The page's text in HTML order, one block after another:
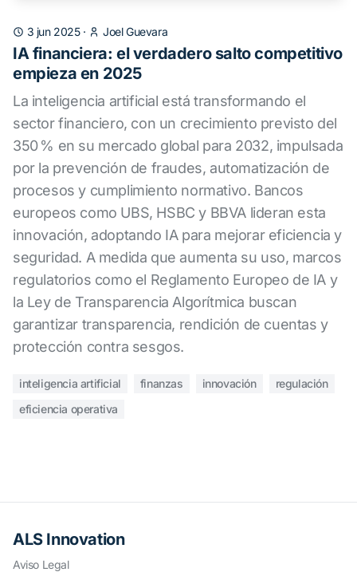
3 jun 2025· Joel Guevara
IA financiera: el verdadero salto competitivo
empieza en 2025
La inteligencia artificial está transformando el
sector financiero, con un crecimiento previsto del
350 % en su mercado global para 2032, impulsada
por la prevención de fraudes, automatización de
procesos y cumplimiento normativo. Bancos
europeos como UBS, HSBC y BBVA lideran esta
innovación, adoptando IA para mejorar eficiencia y
seguridad. A medida que aumenta su uso, marcos
regulatorios como el Reglamento Europeo de IA y
la Ley de Transparencia Algorítmica buscan
garantizar transparencia, rendición de cuentas y
protección contra sesgos.
inteligencia artificial finanzas innovación
regulación
eficiencia operativa
ALS Innovation
Aviso Legal